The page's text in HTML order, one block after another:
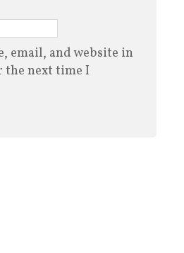
email, and website in
next time I